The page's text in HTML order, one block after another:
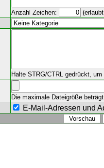
Anzahl Zeichen:
Halte STRG/CTRL gedrückt,
Die maximale Dateigröße
E-Mail-Adressen und